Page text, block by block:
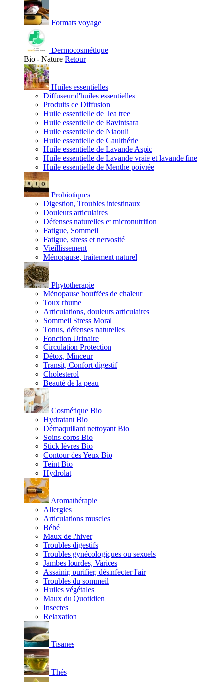
Formats voyage
Dermocosmétique
Bio - Nature Retour
Huiles essentielles
Diffuseur d'huiles essentielles
Produits de Diffusion
Huile essentielle de Tea tree
Huile essentielle de Ravintsara
Huile essentielle de Niaouli
Huile essentielle de Gaulthérie
Huile essentielle de Lavande Aspic
Huile essentielle de Lavande vraie et lavande fine
Huile essentielle de Menthe poivrée
Probiotiques
Digestion, Troubles intestinaux
Douleurs articulaires
Défenses naturelles et micronutrition
Fatigue, Sommeil
Fatigue, stress et nervosité
Vieillissement
Ménopause, traitement naturel
Phytotherapie
Ménopause bouffées de chaleur
Toux rhume
Articulations, douleurs articulaires
Sommeil Stress Moral
Tonus, défenses naturelles
Fonction Urinaire
Circulation Protection
Détox, Minceur
Transit, Confort digestif
Cholesterol
Beauté de la peau
Cosmétique Bio
Hydratant Bio
Démaquillant nettoyant Bio
Soins corps Bio
Stick lèvres Bio
Contour des Yeux Bio
Teint Bio
Hydrolat
Aromathérapie
Allergies
Articulations muscles
Bébé
Maux de l'hiver
Troubles digestifs
Troubles gynécologiques ou sexuels
Jambes lourdes, Varices
Assainir, purifier, désinfecter l'air
Troubles du sommeil
Huiles végétales
Maux du Quotidien
Insectes
Relaxation
Tisanes
Thés